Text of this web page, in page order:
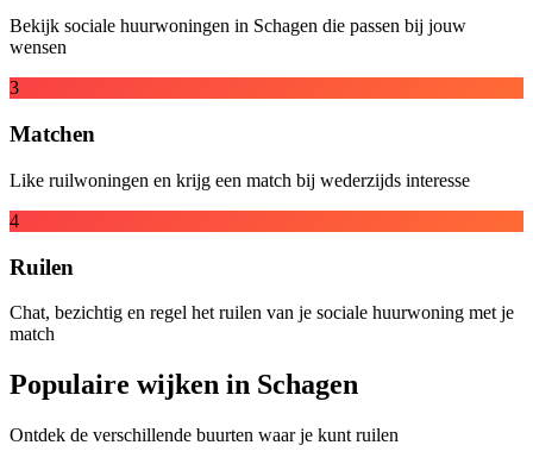
Bekijk sociale huurwoningen in Schagen die passen bij jouw
wensen
3
Matchen
Like ruilwoningen en krijg een match bij wederzijds interesse
4
Ruilen
Chat, bezichtig en regel het ruilen van je sociale huurwoning met je
match
Populaire wijken in Schagen
Ontdek de verschillende buurten waar je kunt ruilen